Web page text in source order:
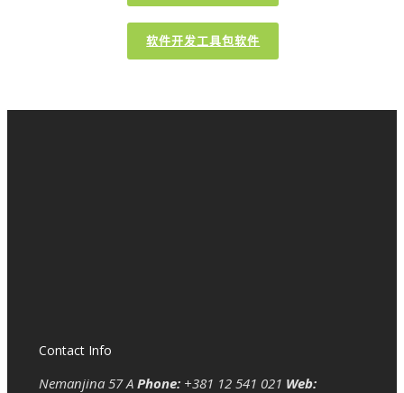
软件开发工具包软件
Contact Info
Nemanjina 57 A Phone:+381 12 541 021 Web: